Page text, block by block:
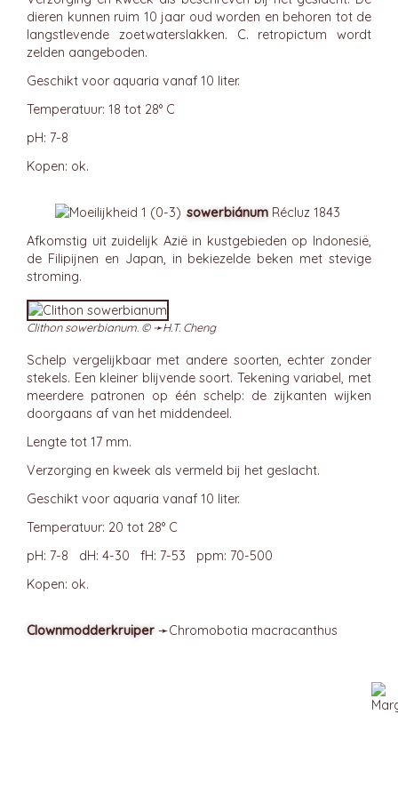
dieren kunnen ruim 10 jaar oud worden en behoren tot de
langstlevende zoetwaterslakken. C. retropictum wordt
zelden aangeboden.
Geschikt voor aquaria vanaf 10 liter.
Temperatuur: 18 tot 28° C
pH: 7-8
Kopen: ok.
sowerbiánum Récluz 1843
Afkomstig uit zuidelijk Azië in kustgebieden op Indonesië,
de Filipijnen en Japan, in bekiezelde beken met stevige
stroming.
Clithon sowerbianum. © ➛H.T. Cheng
Schelp vergelijkbaar met andere soorten, echter zonder
stekels. Een kleiner blijvende soort. Tekening variabel, met
meerdere patronen op één schelp: de zijkanten wijken
doorgaans af van het middendeel.
Lengte tot 17 mm.
Verzorging en kweek als vermeld bij het geslacht.
Geschikt voor aquaria vanaf 10 liter.
Temperatuur: 20 tot 28° C
pH: 7-8 dH: 4-30 fH: 7-53 ppm: 70-500
Kopen: ok.
Clownmodderkruiper ➛Chromobotia macracanthus